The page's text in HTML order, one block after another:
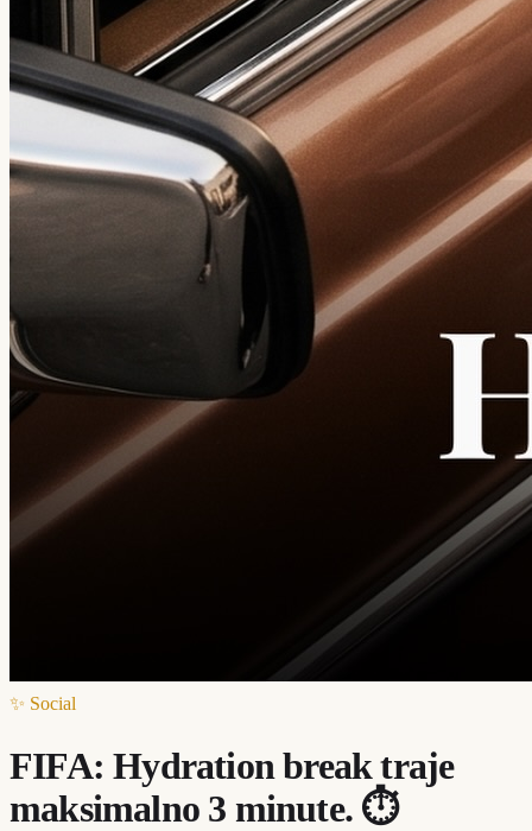
✨ Social
FIFA: Hydration break traje
maksimalno 3 minute. ⏱️